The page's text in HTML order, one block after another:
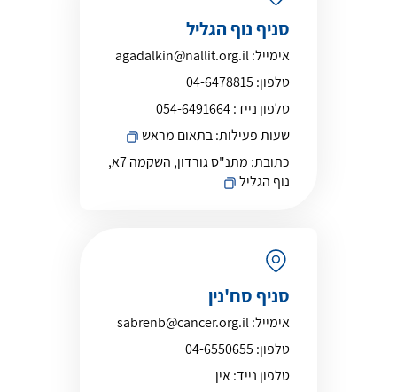
סניף נוף הגליל
אימייל:agadalkin@nallit.org.il
טלפון: 04-6478815
טלפון נייד:054-6491664
שעות פעילות:בתאום מראש
כתובת:
מתנ"ס גורדון, השקמה 7א,
נוף הגליל
סניף סח'נין
אימייל:sabrenb@cancer.org.il
טלפון: 04-6550655
טלפון נייד:אין